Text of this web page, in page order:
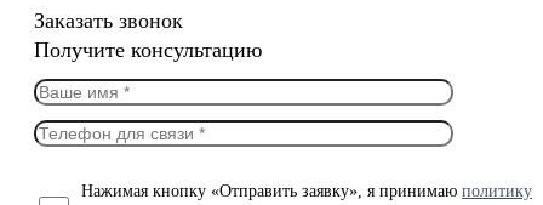
Заказать звонок
Получите консультацию
Нажимая кнопку «Отправить заявку», я принимаю политику